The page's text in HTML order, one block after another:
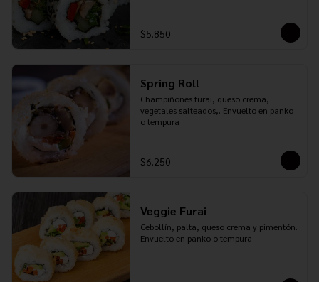
$5.850
Spring Roll
Champiñones furai, queso crema,
vegetales salteados,. Envuelto en panko
o tempura
$6.250
Veggie Furai
Cebollín, palta, queso crema y pimentón.
Envuelto en panko o tempura